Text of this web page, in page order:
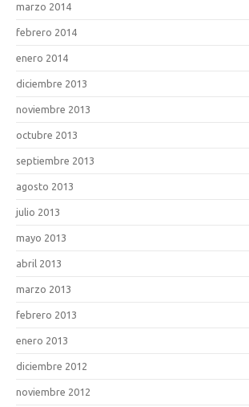
marzo 2014
febrero 2014
enero 2014
diciembre 2013
noviembre 2013
octubre 2013
septiembre 2013
agosto 2013
julio 2013
mayo 2013
abril 2013
marzo 2013
febrero 2013
enero 2013
diciembre 2012
noviembre 2012